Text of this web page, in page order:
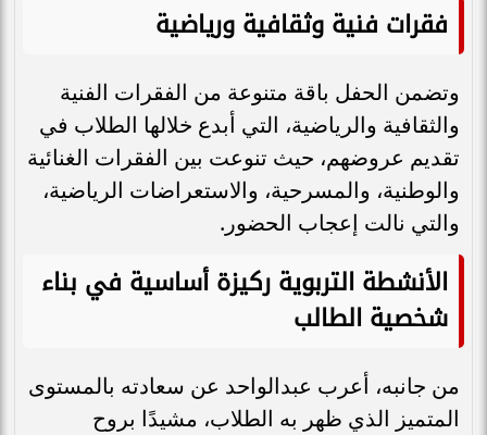
فقرات فنية وثقافية ورياضية
وتضمن الحفل باقة متنوعة من الفقرات الفنية
والثقافية والرياضية، التي أبدع خلالها الطلاب في
تقديم عروضهم، حيث تنوعت بين الفقرات الغنائية
والوطنية، والمسرحية، والاستعراضات الرياضية،
والتي نالت إعجاب الحضور.
الأنشطة التربوية ركيزة أساسية في بناء
شخصية الطالب
من جانبه، أعرب عبدالواحد عن سعادته بالمستوى
المتميز الذي ظهر به الطلاب، مشيدًا بروح